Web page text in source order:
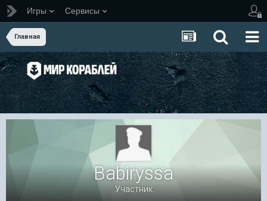
Игры Сервисы
Главная
Babiryssa
Участник